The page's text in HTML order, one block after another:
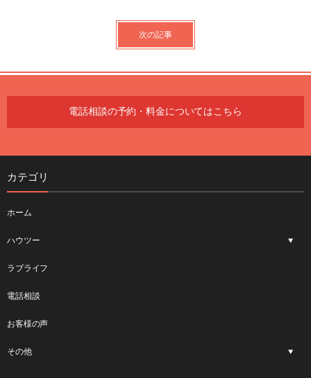
次の記事
電話相談の予約・料金についてはこちら
カテゴリ
ホーム
ハウツー
ラブライフ
電話相談
お客様の声
その他